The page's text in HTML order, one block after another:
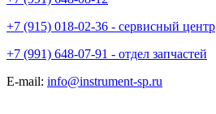
+7 (915) 018-02-36 - сервисный центр
+7 (991) 648-07-91 - отдел запчастей
E-mail: info@instrument-sp.ru